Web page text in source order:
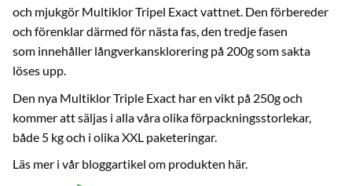
och mjukgör Multiklor Tripel Exact vattnet. Den förbereder
och förenklar därmed för nästa fas, den tredje fasen
som innehåller långverkansklorering på 200g som sakta
löses upp.
Den nya Multiklor Triple Exact har en vikt på 250g och
kommer att säljas i alla våra olika förpackningsstorlekar,
både 5 kg och i olika XXL paketeringar.
Läs mer i vår bloggartikel om produkten här.